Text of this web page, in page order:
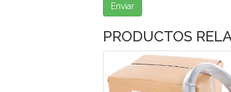
Enviar
PRODUCTOS